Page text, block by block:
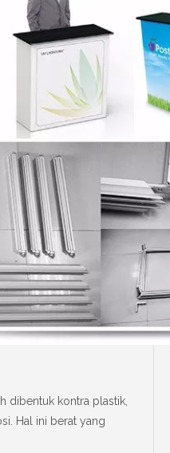
dibentuk kontra plastik,
Hal ini berat yang